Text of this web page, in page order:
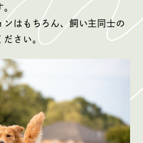
はもちろん、飼い主同士の
ださい。